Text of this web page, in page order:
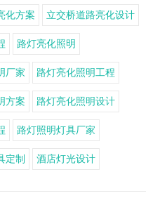
化方案 立交桥道路亮化设计
路灯亮化照明
厂家 路灯亮化照明工程
方案 路灯亮化照明设计
路灯照明灯具厂家
定制 酒店灯光设计